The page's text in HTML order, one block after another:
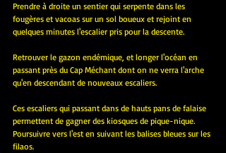
Prendre à droite un sentier qui serpente dans les
fougères et vacoas sur un sol boueux et rejoint en
quelques minutes l'escalier pris pour la descente.
Retrouver le gazon endémique, et longer l'océan en
passant près du Cap Méchant dont on ne verra l'arche
qu'en descendant de nouveaux escaliers.
Ces escaliers qui passant dans de hauts pans de falaise
permettent de gagner des kiosques de pique-nique.
Poursuivre vers l'est en suivant les balises bleues sur les
filaos.